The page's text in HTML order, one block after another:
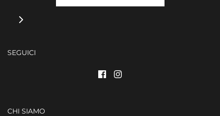
SEGUICI
CHI SIAMO